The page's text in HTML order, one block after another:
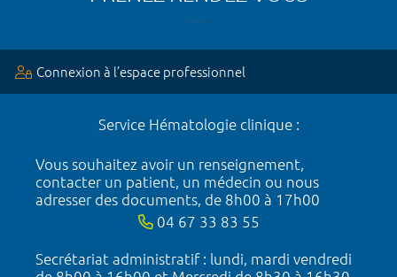
Connexion à l’espace professionnel
Service Hématologie clinique :
Vous souhaitez avoir un renseignement,
contacter un patient, un médecin ou nous
adresser des documents, de 8h00 à 17h00
04 67 33 83 55
Secrétariat administratif : lundi, mardi vendredi